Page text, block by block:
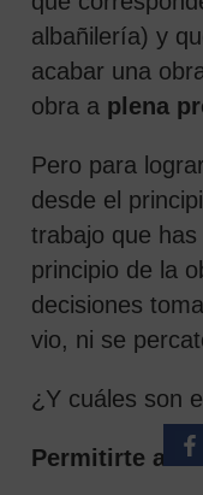
albañilería) y
acabar una
obra a plena
Pero para
desde el
trabajo que
principio de la
decisiones
vio, ni se
¿Y cuáles son
Permitirte